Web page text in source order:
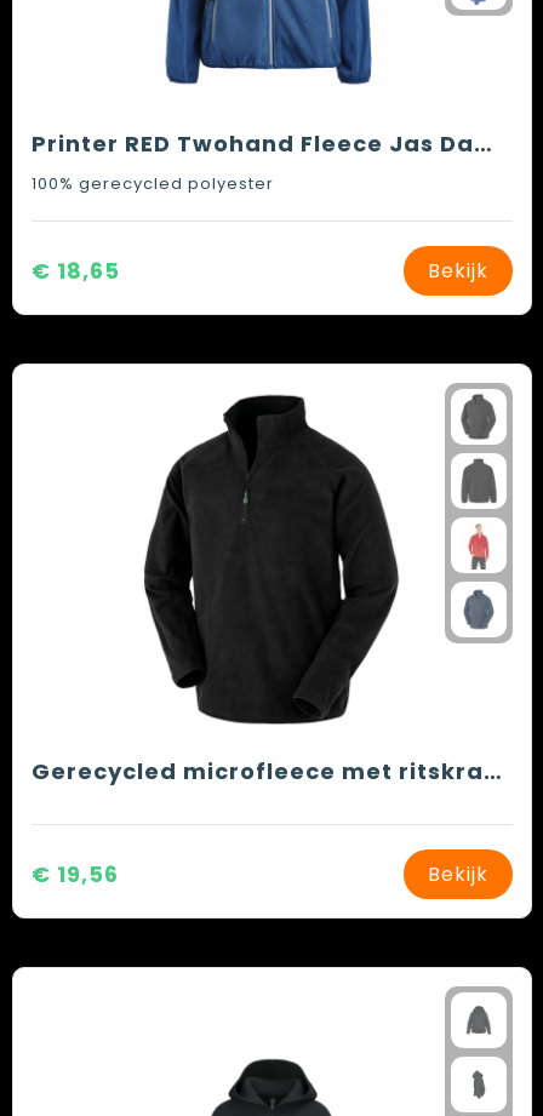
Printer RED Twohand Fleece Jas Dames
100% gerecycled polyester
€ 18,65 Bekijk
Gerecycled microfleece met ritskraag
€ 19,56 Bekijk